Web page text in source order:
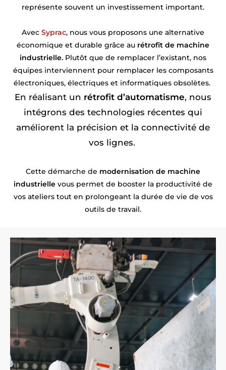
représente souvent un investissement important.
Avec Syprac, nous vous proposons une alternative
économique et durable grâce au rétrofit de machine
industrielle. Plutôt que de remplacer l’existant, nos
équipes interviennent pour remplacer les composants
électroniques, électriques et informatiques obsolètes.
En réalisant un rétrofit d’automatisme, nous
intégrons des technologies récentes qui
améliorent la précision et la connectivité de
vos lignes.
Cette démarche de modernisation de machine
industrielle vous permet de booster la productivité de
vos ateliers tout en prolongeant la durée de vie de vos
outils de travail.